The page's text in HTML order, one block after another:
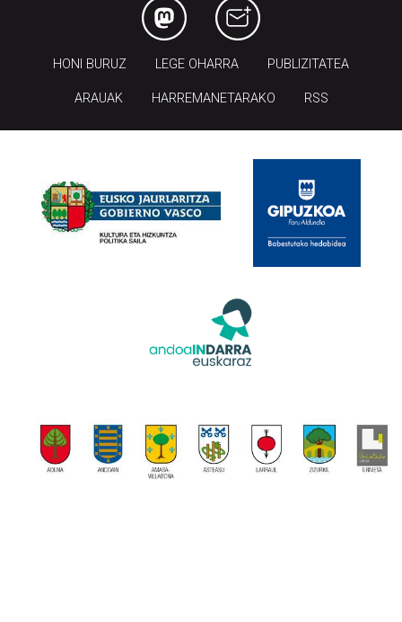
HONI BURUZ LEGE OHARRA PUBLIZITATEA
ARAUAK HARREMANETARAKO RSS